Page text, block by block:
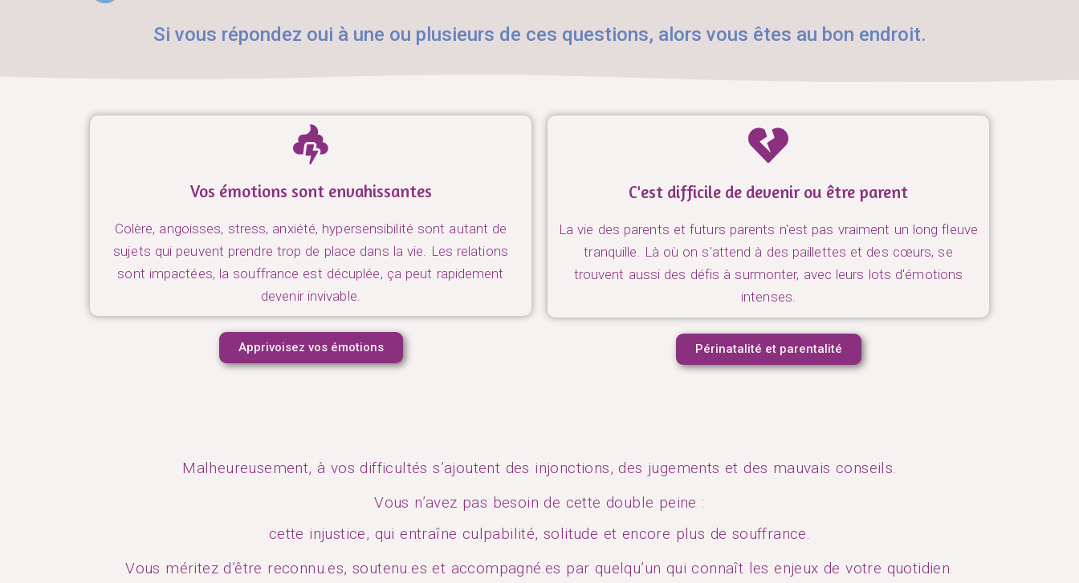
Si vous répondez oui à une ou plusieurs de ces questions, alors vous êtes au bon endroit.
Vos émotions sont envahissantes
Colère, angoisses, stress, anxiété, hypersensibilité sont autant de
sujets qui peuvent prendre trop de place dans la vie. Les relations
sont impactées, la souffrance est décuplée, ça peut rapidement
devenir invivable.
Apprivoisez vos émotions
C'est difficile de devenir ou être parent
La vie des parents et futurs parents n'est pas vraiment un long fleuve
tranquille. Là où on s'attend à des paillettes et des cœurs, se
trouvent aussi des défis à surmonter, avec leurs lots d'émotions
intenses.
Périnatalité et parentalité
Malheureusement, à vos difficultés s’ajoutent des injonctions, des jugements et des mauvais conseils.
Vous n’avez pas besoin de cette double peine :
cette injustice, qui entraîne culpabilité, solitude et encore plus de souffrance.
Vous méritez d’être reconnu.es, soutenu.es et accompagné.es par quelqu’un qui connaît les enjeux de votre quotidien.